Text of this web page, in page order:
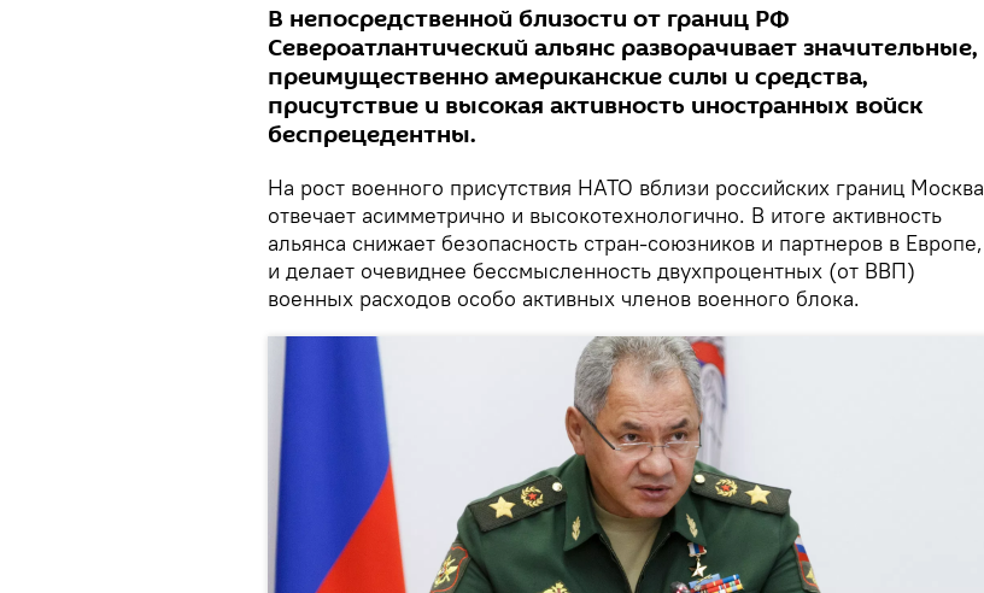
В непосредственной близости от границ РФ
Североатлантический альянс разворачивает значительные,
преимущественно американские силы и средства,
присутствие и высокая активность иностранных войск
беспрецедентны.
На рост военного присутствия НАТО вблизи российских границ Москва
отвечает асимметрично и высокотехнологично. В итоге активность
альянса снижает безопасность стран-союзников и партнеров в Европе,
и делает очевиднее бессмысленность двухпроцентных (от ВВП)
военных расходов особо активных членов военного блока.